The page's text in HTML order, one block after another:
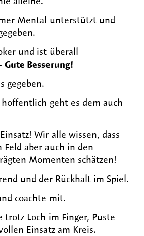
Mental unterstützt und
und ist überall
Gute Besserung!
gegeben.
hoffentlich geht es dem auch
Wir alle wissen, dass
aber auch in den
Momenten schätzen!
und der Rückhalt im Spiel.
coachte mit.
trotz Loch im Finger, Puste
Einsatz am Kreis.